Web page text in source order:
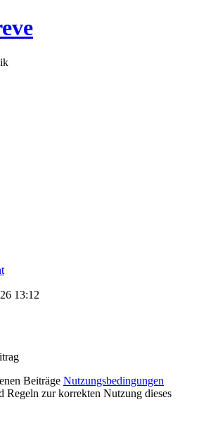
13:12
Nutzungsbedingungen
Regeln zur korrekten Nutzung dieses